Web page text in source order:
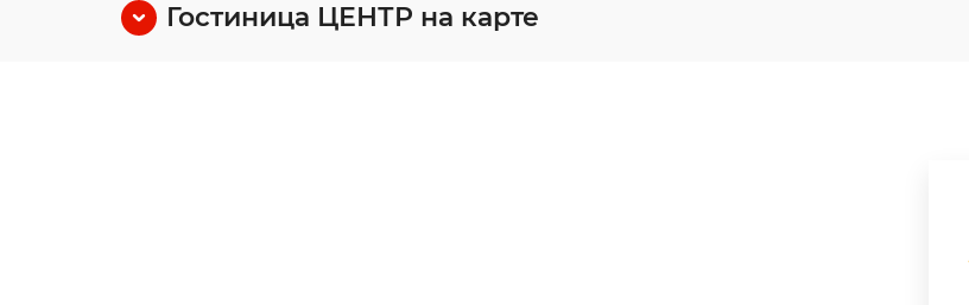
Гостиница ЦЕНТР на карте